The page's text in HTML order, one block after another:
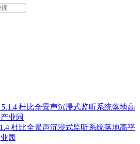
杜比全景声沉浸式监听系统落地高平
园